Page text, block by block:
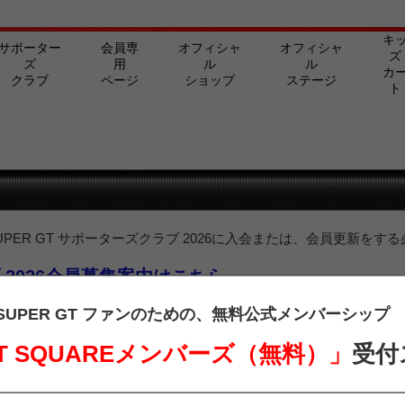
ポーター
ズ
クラブ
会員専
用
ページ
オフィシャ
ル
ショップ
オフィシャ
ル
ステージ
キッ
ズ
カ
ト
GT サポーターズクラブ 2026に入会または、会員更新をする
会員募集案内はこちら
会員の方は、下記よりログインを行ってご覧ください。
GT ファンのための、 無料公式メンバーシップ
SQUAREメンバーズ（無料）」 受付